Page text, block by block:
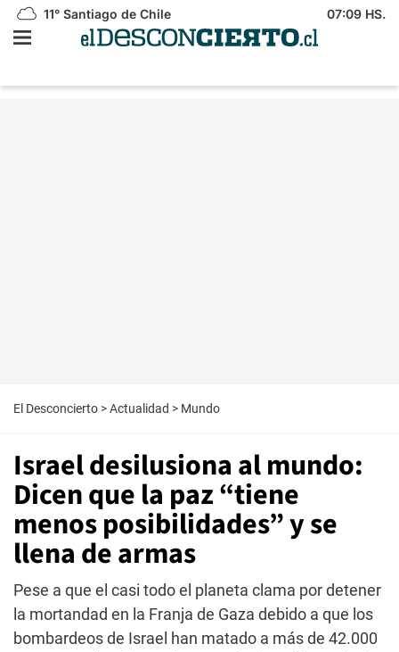
11° Santiago de Chile 07:09 HS.
El Desconcierto >Actualidad > Mundo
Israel desilusiona al mundo:
Dicen que la paz “tiene
menos posibilidades” y se
llena de armas
Pese a que el casi todo el planeta clama por detener
la mortandad en la Franja de Gaza debido a que los
bombardeos de Israel han matado a más de 42.000